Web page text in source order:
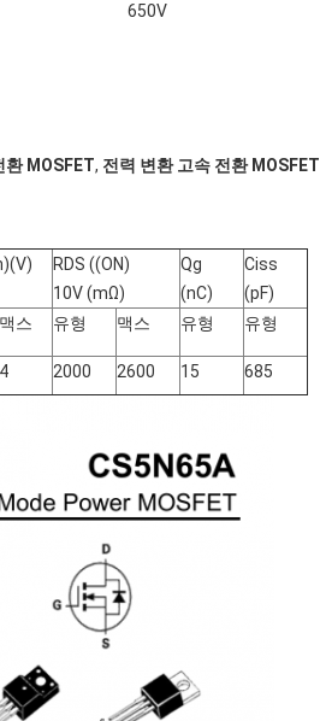
650V
MOSFET, 전력 변환 고속 전환 MOSFET
(V)
RDS ((ON)
10V (mΩ)
Qg
(nC)
Ciss
(pF)
맥스 유형 맥스 유형 유형
4 2000 2600 15 685